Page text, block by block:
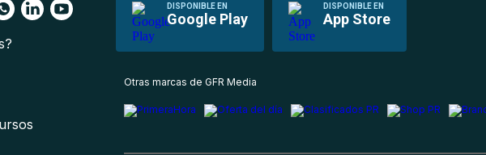
DISPONIBLE EN
Google Play
DISPONIBLE EN
App Store
Otras marcas de GFR Media